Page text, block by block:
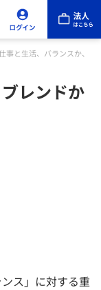
事と生活、バランスか、ブ
レンドか
ス」に対する重